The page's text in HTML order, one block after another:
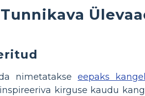
Tunnikava
nimetatakse eepaks
kirguse kaudu